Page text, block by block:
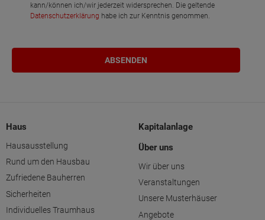
kann/können ich/wir jederzeit widersprechen. Die geltende
Datenschutzerklärung habe ich zur Kenntnis genommen.
Haus
Hausausstellung
Rund um den Hausbau
Zufriedene Bauherren
Sicherheiten
Individuelles Traumhaus
Kapitalanlage
Über uns
Wir über uns
Veranstaltungen
Unsere Musterhäuser
Angebote